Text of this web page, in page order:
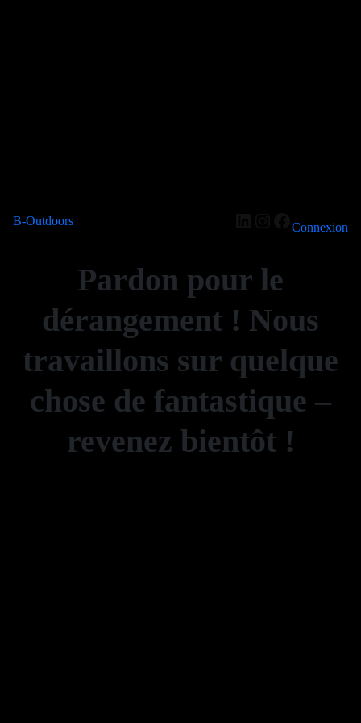
B-Outdoors LinkedIn
Instagram
Facebook
Connexion
Pardon pour le
dérangement ! Nous
travaillons sur quelque
chose de fantastique –
revenez bientôt !